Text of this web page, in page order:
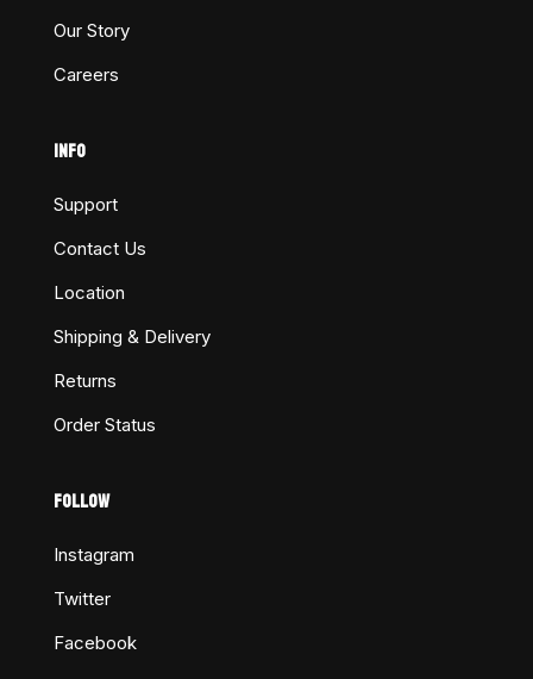
Our Story
Careers
INFO
Support
Contact Us
Location
Shipping & Delivery
Returns
Order Status
FOLLOW
Instagram
Twitter
Facebook